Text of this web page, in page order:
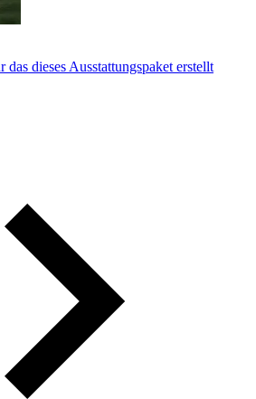
das dieses Ausstattungs­paket erstellt